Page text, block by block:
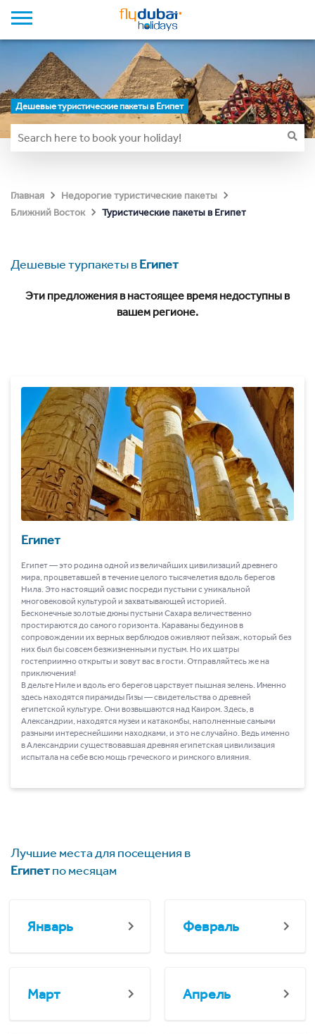
Дешевые туристические пакеты в Египет
Главная
Недорогие туристические пакеты
Ближний Восток
Туристические пакеты в Египет
Дешевые турпакеты вЕгипет
Эти предложения в настоящее время недоступны в
вашем регионе.
Египет
Египет ― это родина одной из величайших цивилизаций древнего
мира, процветавшей в течение целого тысячелетия вдоль берегов
Нила. Это настоящий оазис посреди пустыни с уникальной
многовековой культурой и захватывающей историей.
Бесконечные золотые дюны пустыни Сахара величественно
простираются до самого горизонта. Караваны бедуинов в
сопровождении их верных верблюдов оживляют пейзаж, который без
них был бы совсем безжизненным и пустым. Но их шатры
гостеприимно открыты и зовут вас в гости. Отправляйтесь же на
приключения!
В дельте Ниле и вдоль его берегов царствует пышная зелень. Именно
здесь находятся пирамиды Гизы ― свидетельства о древней
египетской культуре. Они возвышаются над Каиром. Здесь, в
Александрии, находятся музеи и катакомбы, наполненные самыми
разными интереснейшими находками, и это не случайно. Ведь именно
в Александрии существовавшая древняя египетская цивилизация
испытала на себе всю мощь греческого и римского влияния.
Лучшие места для посещения в
Египетпо месяцам
Январь Февраль
Март Апрель